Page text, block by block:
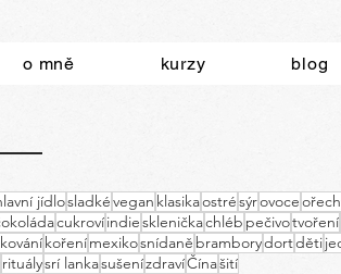
o mně kurzy blog
jídlosladkévegan klasikaostrésýrovoce
cukrovíindieskleničkachléb pečivotvoření
kořenímexikosnídaně bramborydortděti
rituálysrí lankasušenízdravíČínašití